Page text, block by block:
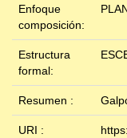
Enfoque
composición:
Estructura
formal:
Resumen :
URI :